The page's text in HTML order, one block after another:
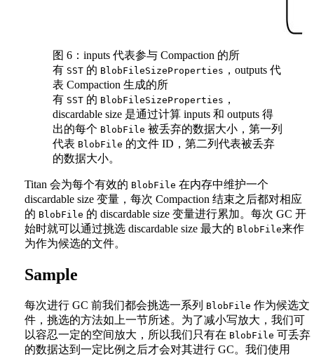
图 6：inputs 代表参与 Compaction 的所
有 SST 的 BlobFileSizeProperties ，outputs 代
表 Compaction 生成的所
有 SST 的 BlobFileSizeProperties ，
discardable size 是通过计算 inputs 和 outputs 得
出的每个 BlobFile 被丢弃的数据大小，第一列
代表 BlobFile 的文件 ID，第二列代表被丢弃
的数据大小。
Titan 会为每个有效的 BlobFile 在内存中维护一个
discardable size 变量，每次 Compaction 结束之后都对相应
的 BlobFile 的 discardable size 变量进行累加。每次 GC 开
始时就可以通过挑选 discardable size 最大的 BlobFile来作
为作为候选的文件。
Sample
每次进行 GC 前我们都会挑选一系列 BlobFile 作为候选文
件，挑选的方法如上一节所述。为了减小写放大，我们可
以容忍一定的空间放大，所以我们只有在 BlobFile 可丢弃
的数据达到一定比例之后才会对其进行 GC。我们使用